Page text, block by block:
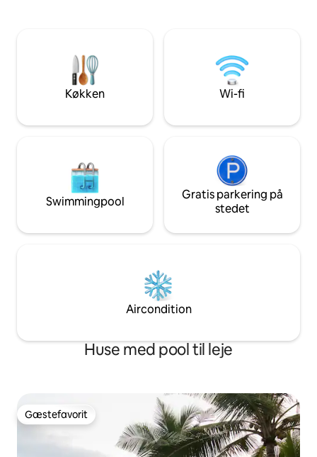
med naturen. En ideel ferie for par, der
søger afsondrethed og et særligt ophold
i den afslappede surflandsby Madiha.
eller Unawatuna-
minutter i bil.
25 minutters
Køkken Wi-fi
Swimmingpool
Gratis parkering på
stedet
Aircondition
Huse med pool til leje
Gæstefavorit
Gæstefavorit